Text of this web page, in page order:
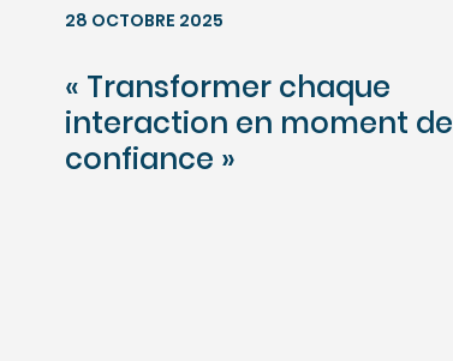
28 OCTOBRE 2025
« Transformer chaque
interaction en moment de
confiance »